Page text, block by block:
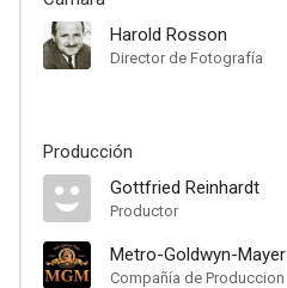
Harold Rosson
Director de Fotografía
Producción
Gottfried Reinhardt
Productor
Metro-Goldwyn-Mayer
Compañía de Produccion